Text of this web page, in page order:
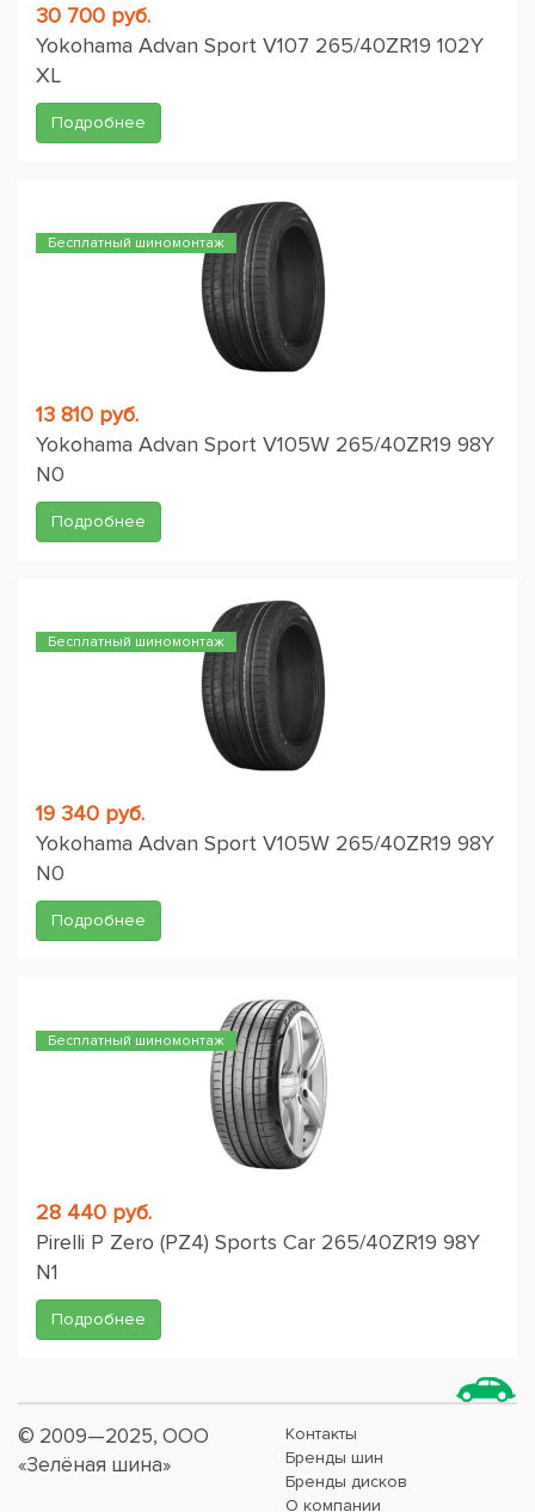
30 700 руб.
Yokohama Advan Sport V107 265/40ZR19 102Y
XL
Подробнее
Бесплатный шиномонтаж
13 810 руб.
Yokohama Advan Sport V105W 265/40ZR19 98Y
N0
Подробнее
Бесплатный шиномонтаж
19 340 руб.
Yokohama Advan Sport V105W 265/40ZR19 98Y
N0
Подробнее
Бесплатный шиномонтаж
28 440 руб.
Pirelli P Zero (PZ4) Sports Car 265/40ZR19 98Y
N1
Подробнее
© 2009—2025, ООО
«Зелёная шина»
Контакты
Бренды шин
Бренды дисков
О компании